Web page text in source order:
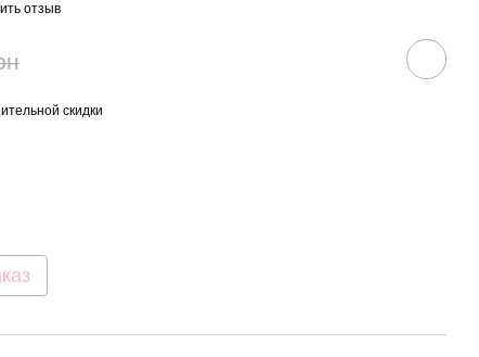
отзыв
скидки